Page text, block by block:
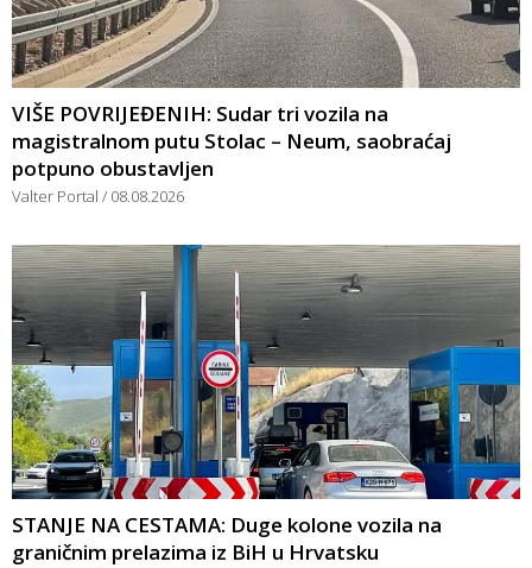
VIŠE POVRIJEĐENIH: Sudar tri vozila na
magistralnom putu Stolac – Neum, saobraćaj
potpuno obustavljen
Valter Portal 08.08.2026
STANJE NA CESTAMA: Duge kolone vozila na
graničnim prelazima iz BiH u Hrvatsku